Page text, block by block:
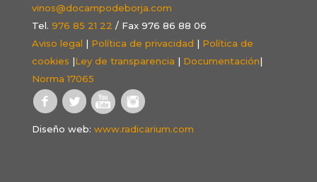
vinos@docampodeborja.com
Tel. 976 85 21 22 / Fax 976 86 88 06
Aviso legal | Política de privacidad | Política de
cookies |Ley de transparencia | Documentación|
Norma 17065
Diseño web: www.radicarium.com